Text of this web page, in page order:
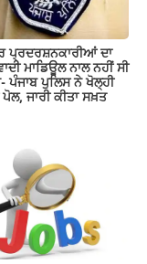
ਪ੍ਰਦਰਸ਼ਨਕਾਰੀਆਂ ਦਾ
ਮਾਡਿਊਲ ਨਾਲ ਨਹੀਂ ਸੀ
ਪੁਲਿਸ ਨੇ ਖੋਲ੍ਹੀ
ਪੋਲ, ਜਾਰੀ ਕੀਤਾ ਸਖ਼ਤ